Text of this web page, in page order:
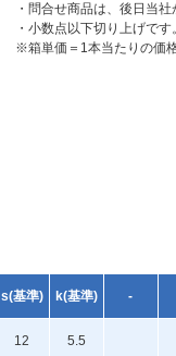
・問合せ商品は、後日当
・小数点以下切り上げです
※箱単価＝1本当たりの価
s(基準) k(基準) -
12 5.5